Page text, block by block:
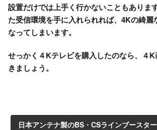
設置だけでは上手く行かないこともありま
た受信環境を手に入れられれば、4Kの綺麗
なってしまいます。
せっかく４Kテレビを購入したのなら、４
きましょう。
日本アンテナ製のBS・CSラインブースタ